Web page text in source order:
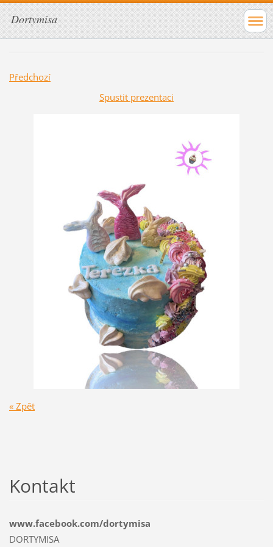
Dortymisa
Předchozí
Spustit prezentaci
« Zpět
Kontakt
www.facebook.com/dortymisa
DORTYMISA